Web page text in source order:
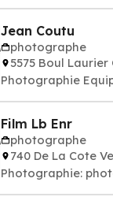
Jean Coutu
photographe
5575 Boul Laurier
Photographie
Film Lb Enr
photographe
740 De La Cote
Photographie: